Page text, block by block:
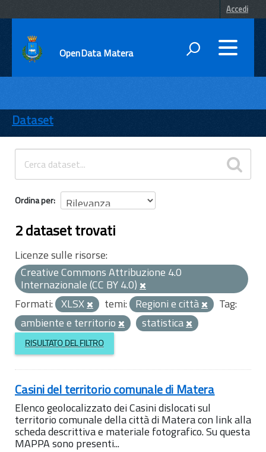
Accedi
OpenData Matera
ENTI
TEMI
INFORMAZIONI
Dataset
Ordina per
2 dataset trovati
Licenze sulle risorse:
Creative Commons Attribuzione 4.0
Internazionale (CC BY 4.0)
Formati: XLSX temi: Regioni e città
Tag:
ambiente e territorio
statistica
RISULTATO DEL FILTRO
Casini del territorio comunale di Matera
Elenco geolocalizzato dei Casini dislocati sul
territorio comunale della città di Matera con link alla
scheda descrittiva e materiale fotografico. Su questa
MAPPA sono presenti...